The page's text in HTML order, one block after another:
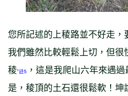
您所記述的上稜路並不好走，
我們雖然比較輕鬆上切，但
稜*註5 ，這是我爬山六年來遇
是，稜頂的土石還很鬆軟！